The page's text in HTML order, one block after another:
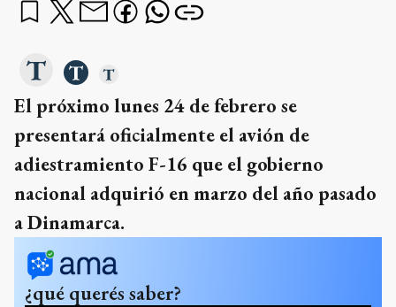
El próximo lunes 24 de febrero se
presentará oficialmente el avión de
adiestramiento F-16 que el gobierno
nacional adquirió en marzo del año pasado
a Dinamarca.
¿qué querés saber?